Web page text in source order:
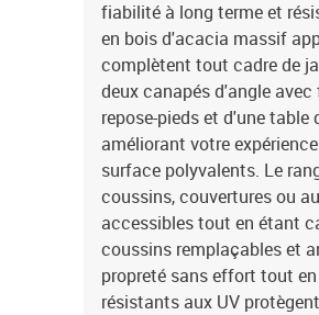
fiabilité à long terme et
en bois d'acacia massif
complètent tout cadre de
deux canapés d'angle
repose-pieds et d'une
améliorant votre
surface polyvalents. Le
coussins, couvertures ou
accessibles tout en étant
coussins remplaçables et
propreté sans effort tout
résistants aux UV